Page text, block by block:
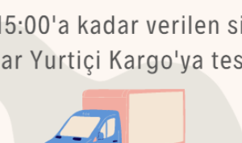
Bu Ürünler de İlginizi Çekebilir